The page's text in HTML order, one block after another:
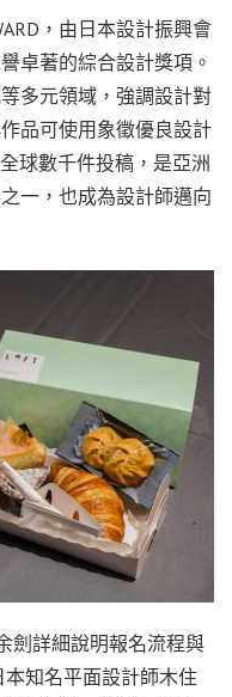
，由日本設計振興會
卓著的綜合設計獎項。
多元領域，強調設計對
品可使用象徵優良設計
球數千件投稿，是亞洲
一，也成為設計師邁向
劍詳細說明報名流程與
知名平面設計師木住